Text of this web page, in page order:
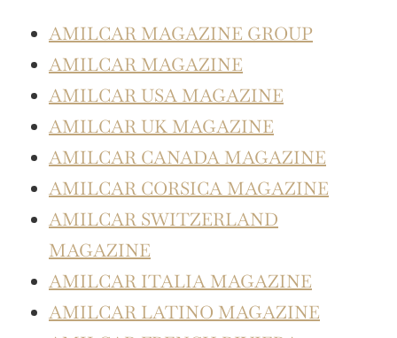
AMILCAR MAGAZINE GROUP
AMILCAR MAGAZINE
AMILCAR USA MAGAZINE
AMILCAR UK MAGAZINE
AMILCAR CANADA MAGAZINE
AMILCAR CORSICA MAGAZINE
AMILCAR SWITZERLAND
MAGAZINE
AMILCAR ITALIA MAGAZINE
AMILCAR LATINO MAGAZINE